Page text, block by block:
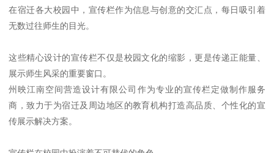
在宿迁各大校园中，宣传栏作为信息与创意的交汇点，每日吸引着
无数过往师生的目光。
这些精心设计的宣传栏不仅是校园文化的缩影，更是传递正能量、
展示师生风采的重要窗口。
州映江南空间营造设计有限公司作为专业的宣传栏定做制作服务
商，致力于为宿迁及周边地区的教育机构打造高品质、个性化的宣
传展示解决方案。